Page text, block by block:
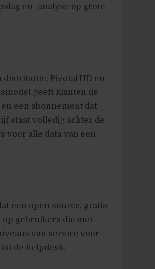
en -analyse op grote
distributie, Pivotal HD en
geeft klanten de
een abonnement dat
staat volledig achter de
voor alle data van een
een open source, gratis
gebruikers die met
van service voor
de helpdesk.